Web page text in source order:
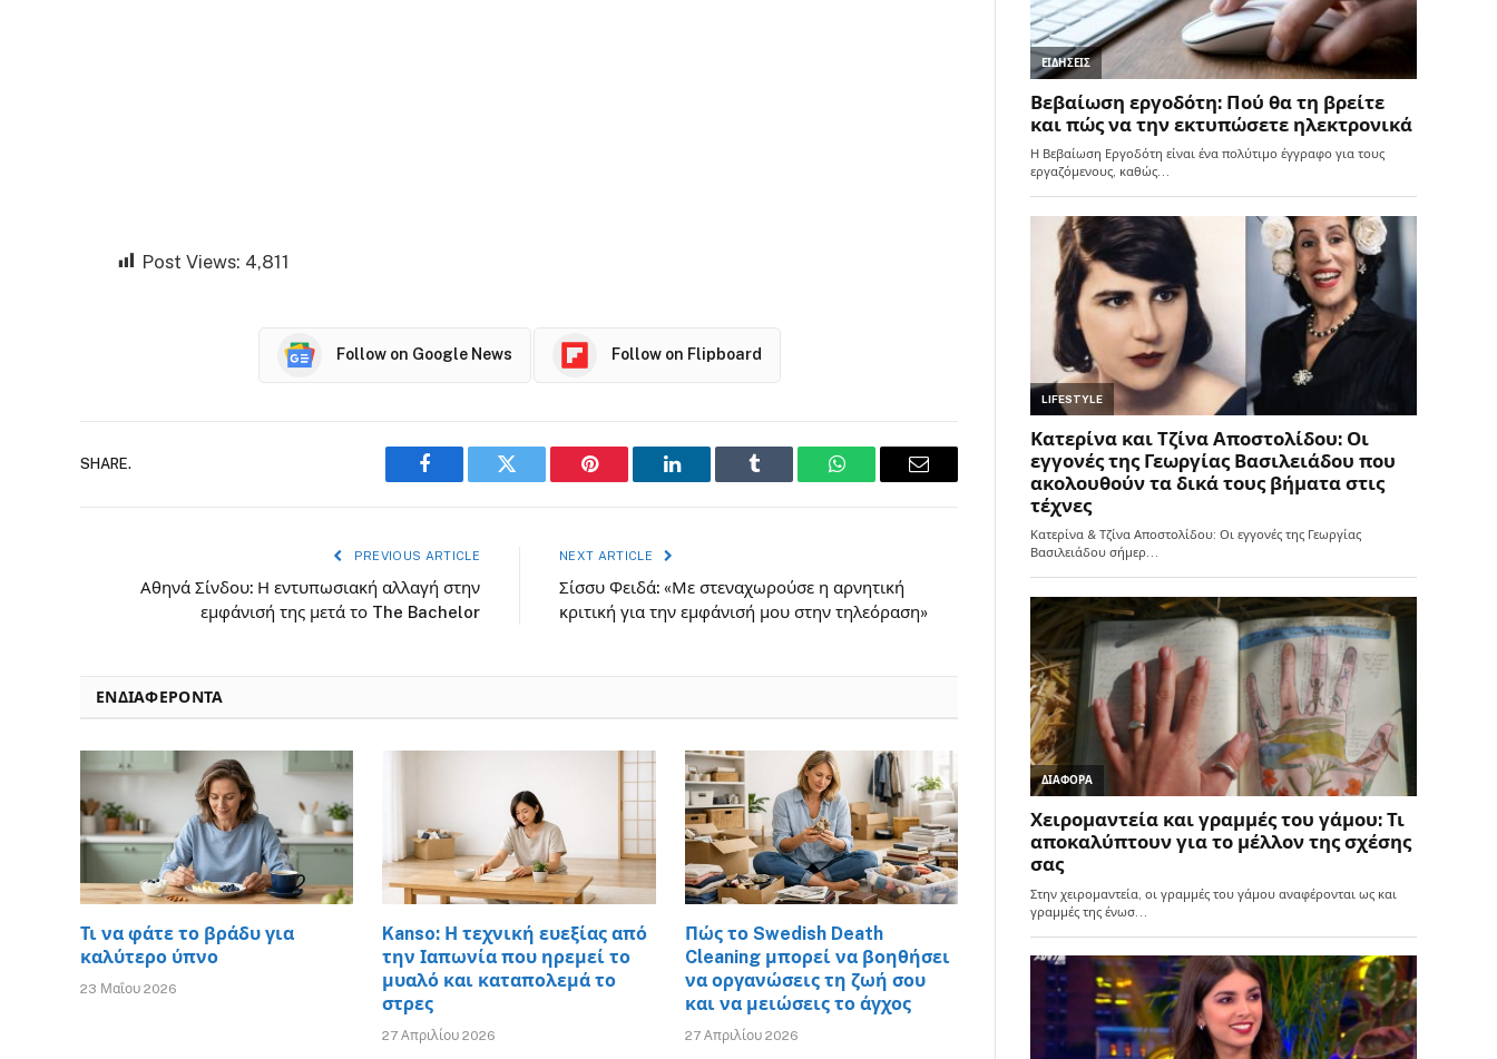
Post Views: 4,811
Follow on Google News Follow on Flipboard
SHARE.
Facebook Twitter Pinterest LinkedIn Tumblr WhatsAppEmail
PREVIOUS ARTICLE
Αθηνά Σίνδου: Η εντυπωσιακή αλλαγή στην
εμφάνισή της μετά το The Bachelor
NEXT ARTICLE
Σίσσυ Φειδά: «Με στεναχωρούσε η αρνητική
κριτική για την εμφάνισή μου στην τηλεόραση»
ΕΝΔΙΑΦΈΡΟΝΤΑ
Τι να φάτε το βράδυ για
καλύτερο ύπνο
23 Μαΐου 2026
Kanso: Η τεχνική ευεξίας από
την Ιαπωνία που ηρεμεί το
μυαλό και καταπολεμά το
στρες
27 Απριλίου 2026
Πώς το Swedish Death
Cleaning μπορεί να βοηθήσει
να οργανώσεις τη ζωή σου
και να μειώσεις το άγχος
27 Απριλίου 2026